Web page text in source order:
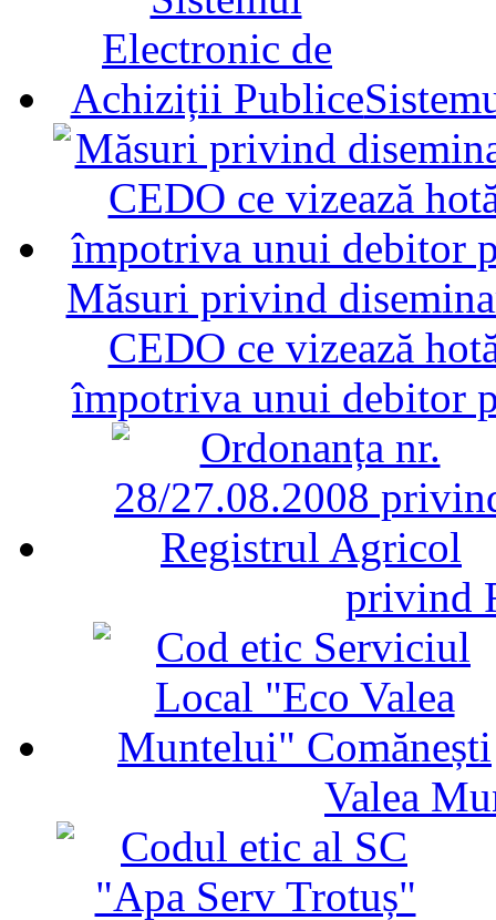
Măsuri privind
CEDO ce vizează
împotriva unui debitor
privind
Valea